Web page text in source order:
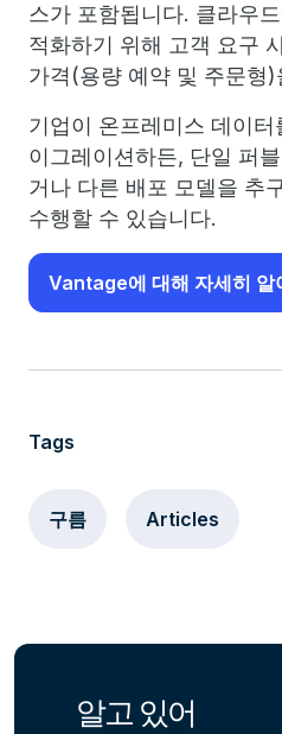
스가 포함됩니다. 클라우
적화하기 위해 고객 요구
가격(용량 예약 및 주문형)
기업이 온프레미스 데이
이그레이션하든, 단일 퍼
거나 다른 배포 모델을 추
수행할 수 있습니다.
Vantage에 대해 자세히 알
Tags
구름 Articles
알고 있어